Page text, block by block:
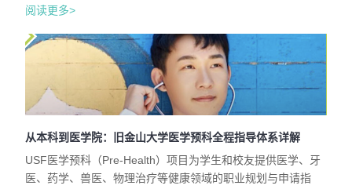
阅读更多>
从本科到医学院：旧金山大学医学预科全程指导体系详解
USF医学预科（Pre-Health）项目为学生和校友提供医学、牙
医、药学、兽医、物理治疗等健康领域的职业规划与申请指